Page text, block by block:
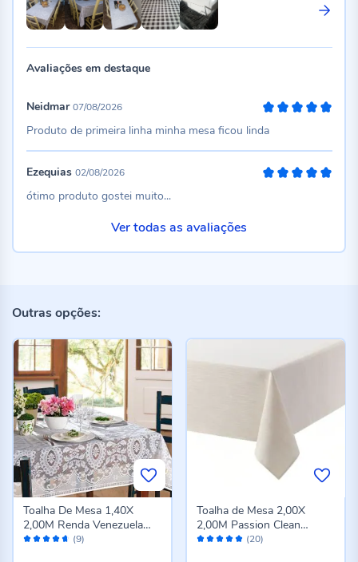
Avaliações em destaque
Neidmar 07/08/2026
Produto de primeira linha minha mesa ficou linda
Ezequias 02/08/2026
ótimo produto gostei muito...
Ver todas as avaliações
Outras opções:
Avaliação: (9)
Toalha De Mesa 1,40X
2,00M Renda Venezuela
Lepper - Branco
Avaliação: (20)
Toalha de Mesa 2,00X
2,00M Passion Clean
Döhler - Bege